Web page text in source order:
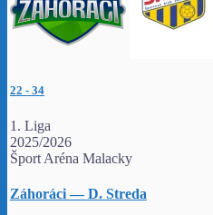
22 - 34
1. Liga
2025/2026
Šport Aréna Malacky
Záhoráci — D. Streda